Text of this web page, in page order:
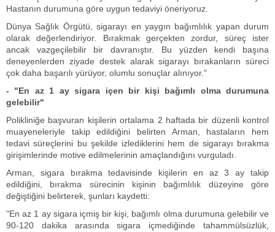
Hastanın durumuna göre uygun tedaviyi öneriyoruz.
Dünya Sağlık Örgütü, sigarayı en yaygın bağımlılık yapan durum
olarak değerlendiriyor. Bırakmak gerçekten zordur, süreç ister
ancak vazgeçilebilir bir davranıştır. Bu yüzden kendi başına
deneyenlerden ziyade destek alarak sigarayı bırakanların süreci
çok daha başarılı yürüyor, olumlu sonuçlar alınıyor."
- "En az 1 ay sigara içen bir kişi bağımlı olma durumuna
gelebilir"
Polikliniğe başvuran kişilerin ortalama 2 haftada bir düzenli kontrol
muayeneleriyle takip edildiğini belirten Arman, hastaların hem
tedavi süreçlerini bu şekilde izlediklerini hem de sigarayı bırakma
girişimlerinde motive edilmelerinin amaçlandığını vurguladı.
Arman, sigara bırakma tedavisinde kişilerin en az 3 ay takip
edildiğini, bırakma sürecinin kişinin bağımlılık düzeyine göre
değiştiğini belirterek, şunları kaydetti:
"En az 1 ay sigara içmiş bir kişi, bağımlı olma durumuna gelebilir ve
90-120 dakika arasında sigara içmediğinde tahammülsüzlük,